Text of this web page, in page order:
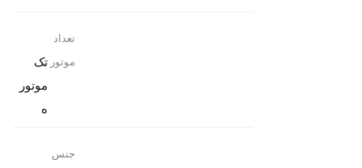
تعداد
موتور تک
موتور
ه
جنس